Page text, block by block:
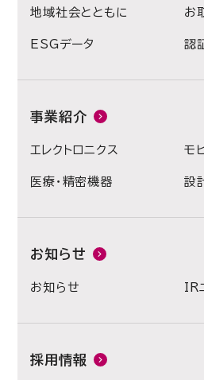
地域社会とともに お
ESGデータ 認
事業紹介
エレクトロニクス モ
医療・精密機器 設
お知らせ
お知らせ IR
採用情報